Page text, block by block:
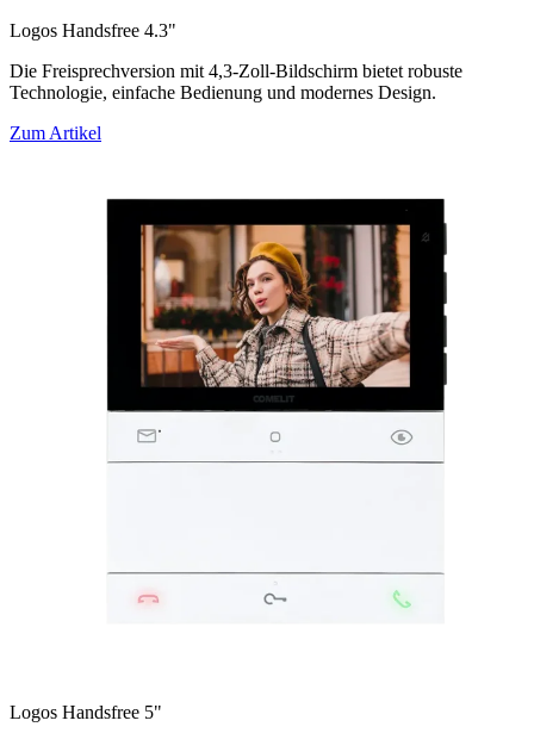
Logos Handsfree 4.3"
Die Freisprechversion mit 4,3-Zoll-Bildschirm bietet robuste
Technologie, einfache Bedienung und modernes Design.
Zum Artikel
Logos Handsfree 5"